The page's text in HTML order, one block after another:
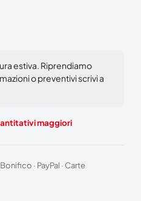
estiva. Riprendiamo
o preventivi scrivi a
maggiori
Bonifico · PayPal · Carte